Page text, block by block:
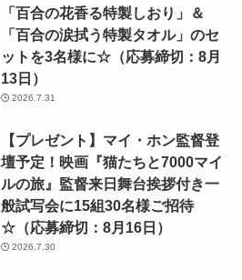
「百合の花香る特製しおり」＆
「百合の涙拭う特製タオル」のセ
ットを3名様に☆（応募締切：8月
13日）
2026.7.31
【プレゼント】マイ・ホン監督登
壇予定！映画『猫たちと7000マイ
ルの旅』監督来日舞台挨拶付き一
般試写会に15組30名様ご招待
☆（応募締切：8月16日）
2026.7.30